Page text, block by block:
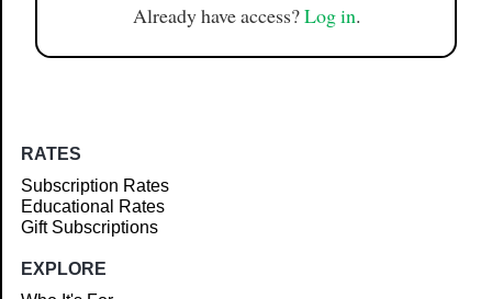
Already have access?Log in.
RATES
Subscription Rates
Educational Rates
Gift Subscriptions
EXPLORE